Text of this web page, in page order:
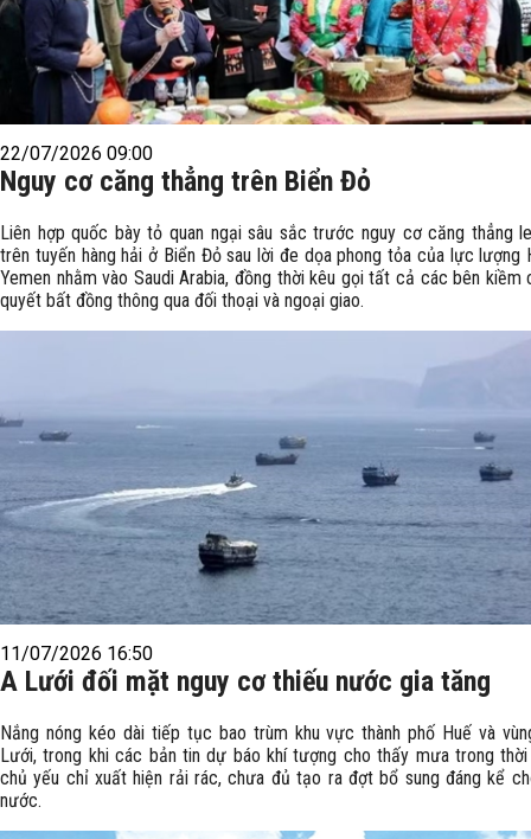
22/07/2026 09:00
Nguy cơ căng thẳng trên Biển Đỏ
Liên hợp quốc bày tỏ quan ngại sâu sắc trước nguy cơ căng thẳng
trên tuyến hàng hải ở Biển Đỏ sau lời đe dọa phong tỏa của lực lượng
Yemen nhằm vào Saudi Arabia, đồng thời kêu gọi tất cả các bên kiềm
quyết bất đồng thông qua đối thoại và ngoại giao.
11/07/2026 16:50
A Lưới đối mặt nguy cơ thiếu nước gia tăng
Nắng nóng kéo dài tiếp tục bao trùm khu vực thành phố Huế và
Lưới, trong khi các bản tin dự báo khí tượng cho thấy mưa trong
chủ yếu chỉ xuất hiện rải rác, chưa đủ tạo ra đợt bổ sung đáng kể
nước.